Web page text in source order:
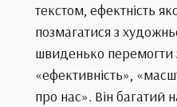
текстом, ефектність
позмагатися з
швиденько перемогти
«ефективність»,
про нас». Він багатий